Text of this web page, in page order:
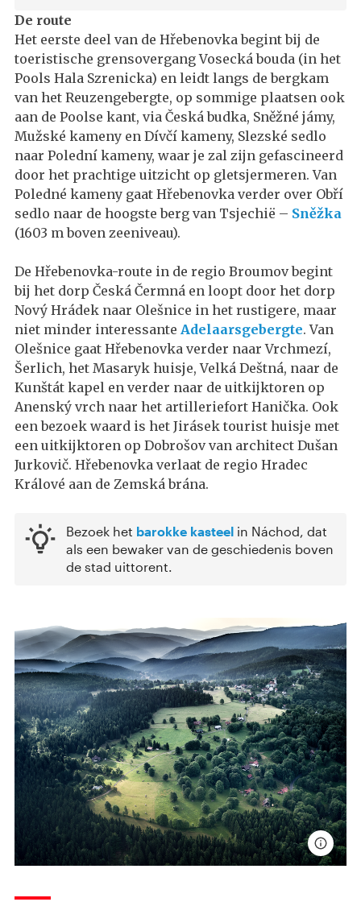
De route
Het eerste deel van de Hřebenovka begint bij de
toeristische grensovergang Vosecká bouda (in het
Pools Hala Szrenicka) en leidt langs de bergkam
van het Reuzengebergte, op sommige plaatsen ook
aan de Poolse kant, via Česká budka, Sněžné jámy,
Mužské kameny en Dívčí kameny, Slezské sedlo
naar Polední kameny, waar je zal zijn gefascineerd
door het prachtige uitzicht op gletsjermeren. Van
Poledné kameny gaat Hřebenovka verder over Obří
sedlo naar de hoogste berg van Tsjechië – Sněžka
(1603 m boven zeeniveau).
De Hřebenovka-route in de regio Broumov begint
bij het dorp Česká Čermná en loopt door het dorp
Nový Hrádek naar Olešnice in het rustigere, maar
niet minder interessante Adelaarsgebergte. Van
Olešnice gaat Hřebenovka verder naar Vrchmezí,
Šerlich, het Masaryk huisje, Velká Deštná, naar de
Kunštát kapel en verder naar de uitkijktoren op
Anenský vrch naar het artilleriefort Hanička. Ook
een bezoek waard is het Jirásek tourist huisje met
een uitkijktoren op Dobrošov van architect Dušan
Jurkovič. Hřebenovka verlaat de regio Hradec
Králové aan de Zemská brána.
Bezoek het barokke kasteel in Náchod, dat
als een bewaker van de geschiedenis boven
de stad uittorent.